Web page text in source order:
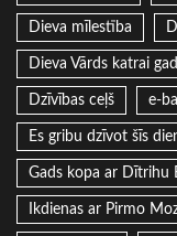
Dieva mīlestība
Dieva Vārds katrai
Dzīvības ceļš e-
Es gribu dzīvot šīs
Gads kopa ar Dītrihu
Ikdienas ar Pirmo